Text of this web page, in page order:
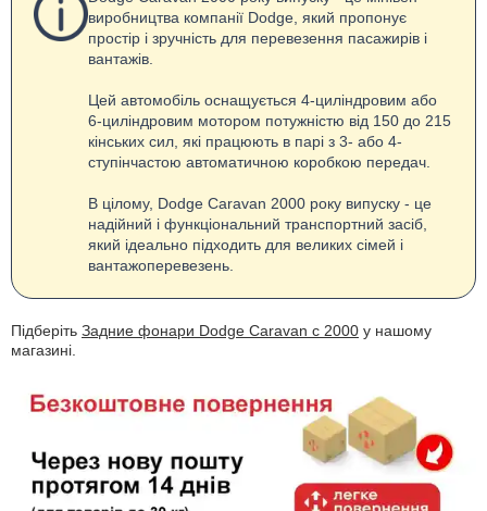
виробництва компанії Dodge, який пропонує
простір і зручність для перевезення пасажирів і
вантажів.
Цей автомобіль оснащується 4-циліндровим або
6-циліндровим мотором потужністю від 150 до 215
кінських сил, які працюють в парі з 3- або 4-
ступінчастою автоматичною коробкою передач.
В цілому, Dodge Caravan 2000 року випуску - це
надійний і функціональний транспортний засіб,
який ідеально підходить для великих сімей і
вантажоперевезень.
Підберіть Задние фонари Dodge Caravan с 2000 у нашому
магазині.